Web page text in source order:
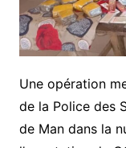
Une opération
de la Police des
de Man dans la